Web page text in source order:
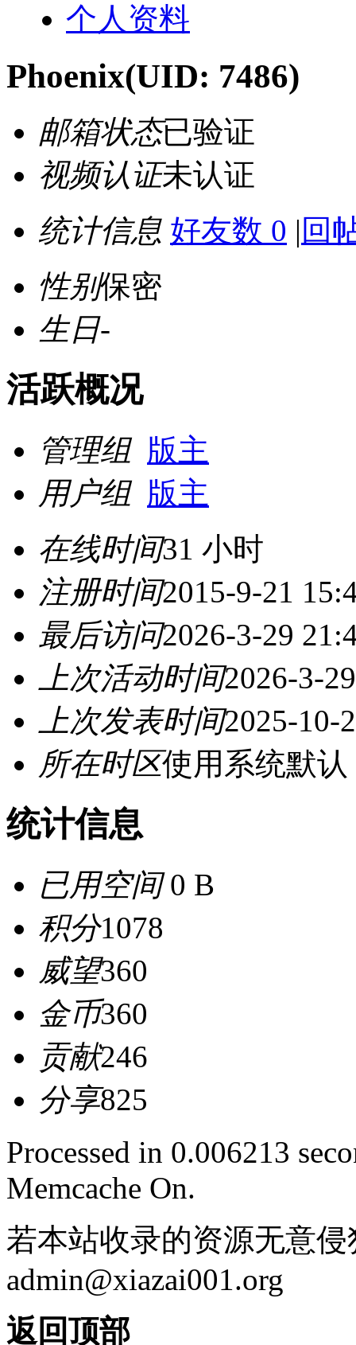
个人资料
Phoenix(UID: 7486)
邮箱状态已验证
视频认证未认证
统计信息 好友数 0 | 回
性别保密
生日-
活跃概况
管理组 版主
用户组 版主
在线时间31 小时
注册时间2015-9-21
最后访问2026-3-29
上次活动时间2026-3-
上次发表时间2025-10-
所在时区使用系统默认
统计信息
已用空间0 B
积分1078
威望360
金币360
贡献246
分享825
Processed in 0.006213
Memcache On.
若本站收录的资源无意
admin@xiazai001.org
返回顶部